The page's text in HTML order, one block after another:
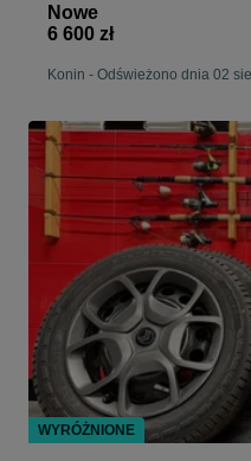
Nowe
6 600 zł
Konin - Odświeżono dnia 02
WYRÓŻNIONE